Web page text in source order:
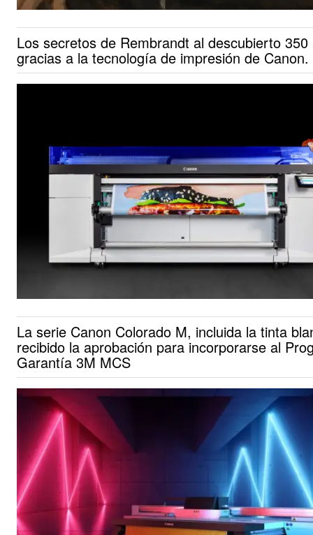
Los secretos de Rembrandt al descubierto
gracias a la tecnología de impresión de Canon.
La serie Canon Colorado M, incluida la tinta
recibido la aprobación para incorporarse al
Garantía 3M MCS